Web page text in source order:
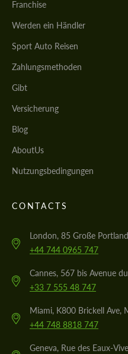
Franchise
Werden ein Händler
Sport Auto Reisen
Zahlungsmethoden
Gibt
Versicherung
Blog
AboutUs
Nutzungsbedingungen
CONTACTS
London, 85 Große
+44 744 0965 747
Cannes, 567 bis Avenue
+33 7 555 48 747
Miami, K800 Brickell Ave,
+44 748 8818 747
Geneva, Rue des Eaux-